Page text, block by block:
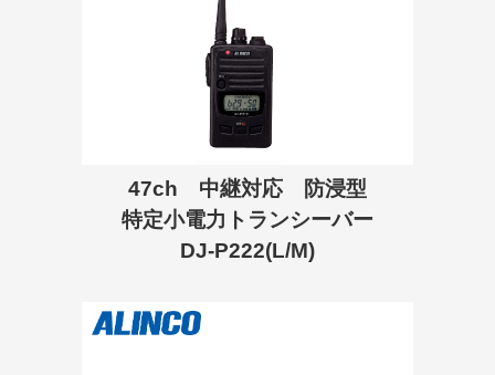
47ch 中継対応 防浸型
特定小電力トランシーバー
DJ-P222(L/M)